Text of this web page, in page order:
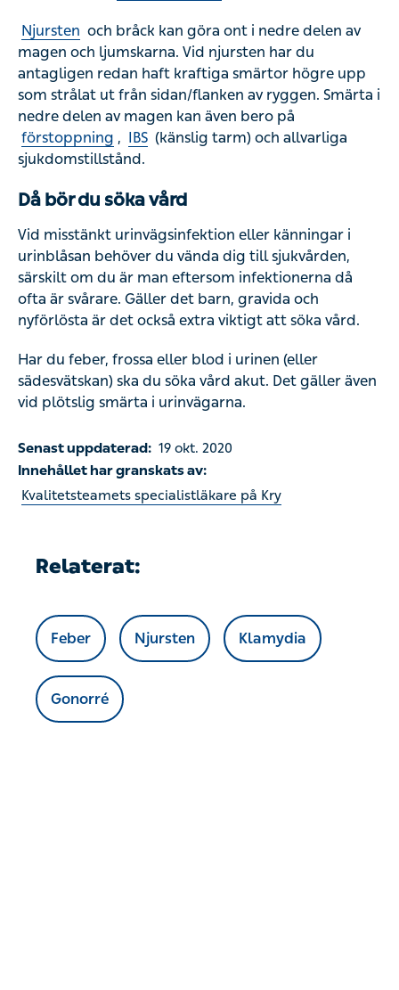
sidan/flanken av ryggen. Smärta i nedre delen av magen
kan även bero påförstoppning ,IBS(känslig tarm) och
allvarliga sjukdomstillstånd.
Då bör du söka vård
Vid misstänkt urinvägsinfektion eller känningar i
om du är man eftersom infektionerna då ofta är svårare.
viktigt att söka vård.
Har du feber, frossa eller blod i urinen (eller
sädesvätskan) ska du söka vård akut. Det gäller även vid
plötslig smärta i urinvägarna.
Senast uppdaterad: 19 okt. 2020
Innehållet har granskats av:
Relaterat:
Feber Njursten
Gonorré